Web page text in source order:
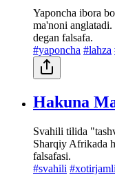
Yaponcha ibora
ma'noni
degan falsafa.
#yaponcha #lahza
Hakuna
Svahili tilida
Sharqiy Afrikada
falsafasi.
#svahili